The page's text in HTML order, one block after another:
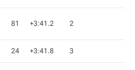
81 +3:41.2 2
24 +3:41.8 3